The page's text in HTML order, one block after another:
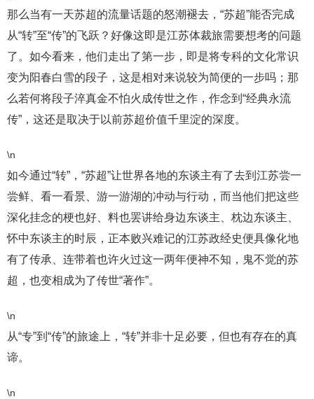
那么当有一天苏超的流量话题的怒潮褪去，“苏超”能否完成
从“转”至“传”的飞跃？好像这即是江苏体裁旅需要想考的问题
了。如今看来，他们走出了第一步，即是将专科的文化常识
变为阳春白雪的段子，这是相对来说较为简便的一步吗；那
么若何将段子淬真金不怕火成传世之作，作念到“经典永流
传”，这还是取决于以前苏超价值千里淀的深度。
\n
如今通过“转”，“苏超”让世界各地的东谈主有了去到江苏尝一
尝鲜、看一看景、游一游湖的冲动与行动，而当他们把这些
深化挂念的梗也好、料也罢讲给身边东谈主、枕边东谈主、
怀中东谈主的时辰，正本败兴难记的江苏政经史便具像化地
有了传承、连带着也许火过这一两年便神不知，鬼不觉的苏
超，也变相成为了传世“著作”。
\n
从“专”到“传”的旅途上，“转”并非十足必要，但也有存在的真
谛。
\n